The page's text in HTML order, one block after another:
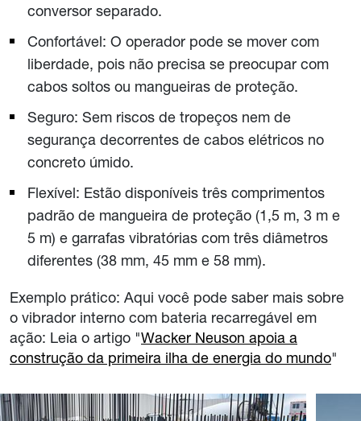
conversor separado.
Confortável: O operador pode se mover com
liberdade, pois não precisa se preocupar com
cabos soltos ou mangueiras de proteção.
Seguro: Sem riscos de tropeços nem de
segurança decorrentes de cabos elétricos no
concreto úmido.
Flexível: Estão disponíveis três comprimentos
padrão de mangueira de proteção (1,5 m, 3 m e
5 m) e garrafas vibratórias com três diâmetros
diferentes (38 mm, 45 mm e 58 mm).
Exemplo prático: Aqui você pode saber mais sobre
o vibrador interno com bateria recarregável em
ação: Leia o artigo "Wacker Neuson apoia a
construção da primeira ilha de energia do mundo"